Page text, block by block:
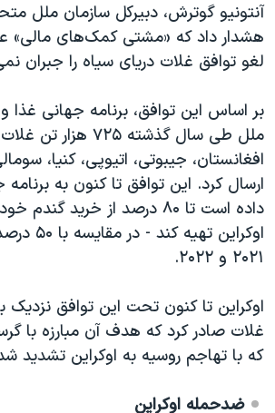
آنتونیو گوترش، دبیرکل سازمان ملل
هشدار داد که «مشتی کمک‌های مالی»
لغو توافق غلات دریای سیاه را جبران
بر اساس این توافق، برنامه جهانی غذا
ملل طی سال گذشته ۷۲۵
افغانستان، جیبوتی، اتیوپی، کنیا،
ارسال کرد. این توافق تا کنون به برنامه
داده است تا ۸۰ درصد از خرید
اوکراین
۲۰۲۱ و ۲۰۲۲.
غلات صادر کرد که هدف آن مبارزه با
که با تهاجم روسیه به اوکراین تشدید
ضدحمله اوکراین